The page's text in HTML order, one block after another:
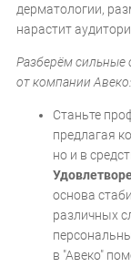
дерматологии,
нарастит
Разберём сильные
от компании Авеко:
Станьте
предлагая
но и в
основа
различных
в "Авеко"